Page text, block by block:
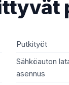
Putkityöt
Sähköauton
asennus